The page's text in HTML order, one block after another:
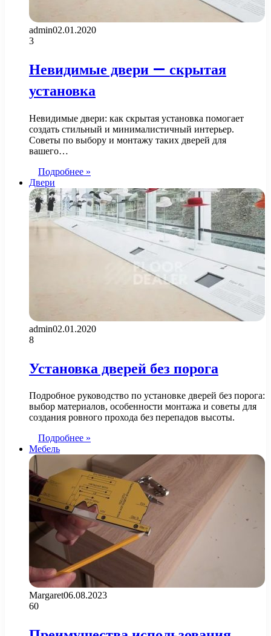
admin02.01.2020
3
Невидимые двери — скрытая
установка
Невидимые двери: как скрытая установка помогает
создать стильный и минималистичный интерьер.
Советы по выбору и монтажу таких дверей для
вашего…
Подробнее »
Двери
admin02.01.2020
8
Установка дверей без порога
Подробное руководство по установке дверей без порога:
выбор материалов, особенности монтажа и советы для
создания ровного прохода без перепадов высоты.
Подробнее »
Мебель
Margaret06.08.2023
60